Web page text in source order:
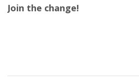
Join the change!